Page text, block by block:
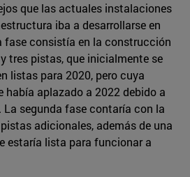
que las actuales instalaciones
iba a desarrollarse en
fase consistía en la construcción
tres pistas, que inicialmente se
listas para 2020, pero cuya
había aplazado a 2022 debido a
La segunda fase contaría con la
adicionales, además de una
estaría lista para funcionar a